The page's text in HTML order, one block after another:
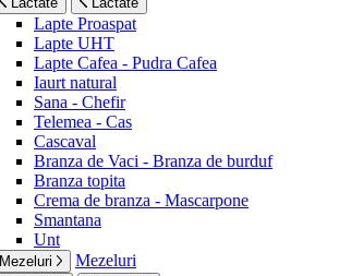
Lapte Proaspat
Lapte UHT
Lapte Cafea - Pudra Cafea
Iaurt natural
Sana - Chefir
Telemea - Cas
Cascaval
Branza de Vaci - Branza de burduf
Branza topita
Crema de branza - Mascarpone
Smantana
Unt
Mezeluri Mezeluri